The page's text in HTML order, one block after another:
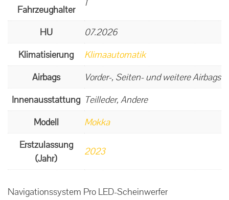
Fahrzeughalter
HU
07.2026
Klimatisierung
Klimaautomatik
Airbags
Vorder-, Seiten- und weitere Airbags
Innenausstattung Teilleder, Andere
Modell
Mokka
Erstzulassung
(Jahr)
2023
Navigationssystem Pro LED-Scheinwerfer